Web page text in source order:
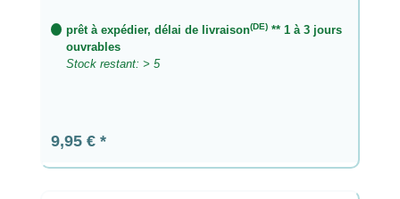
prêt à expédier, délai de livraison(DE)** 1 à 3 jours
ouvrables
Stock restant: > 5
Prix régulier :
9,95 €